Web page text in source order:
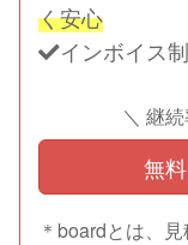
く安心
インボイス
＼ 継
無
＊boardとは、